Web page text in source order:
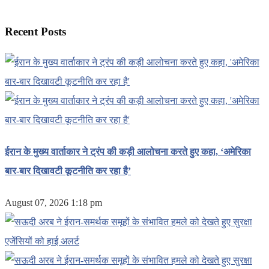
Recent Posts
ईरान के मुख्य वार्ताकार ने ट्रंप की कड़ी आलोचना करते हुए कहा, ‘अमेरिका
बार-बार दिखावटी कूटनीति कर रहा है’
August 07, 2026 1:18 pm